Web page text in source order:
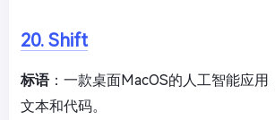
20. Shift
标语：一款桌面MacOS的人工智能应用
文本和代码。